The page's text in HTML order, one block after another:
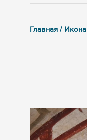
Главная /